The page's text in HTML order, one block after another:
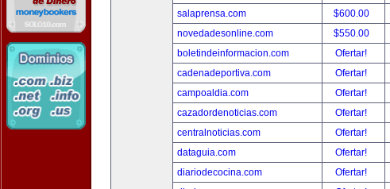
salaprensa.com
$600.00
novedadesonline.com
$550.00
boletindeinformacion.com
Ofertar!
cadenadeportiva.com
Ofertar!
campoaldia.com
Ofertar!
cazadordenoticias.com
Ofertar!
centralnoticias.com
Ofertar!
dataguia.com
Ofertar!
diariodecocina.com
Ofertar!